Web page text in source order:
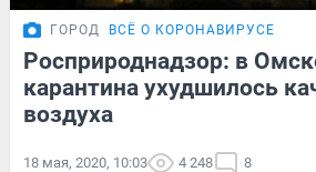
ГОРОД ВСЁ О КОРОНАВИРУСЕ
Росприроднадзор: в
карантина ухудшилось
воздуха
18 мая, 2020, 10:03 4 248 8